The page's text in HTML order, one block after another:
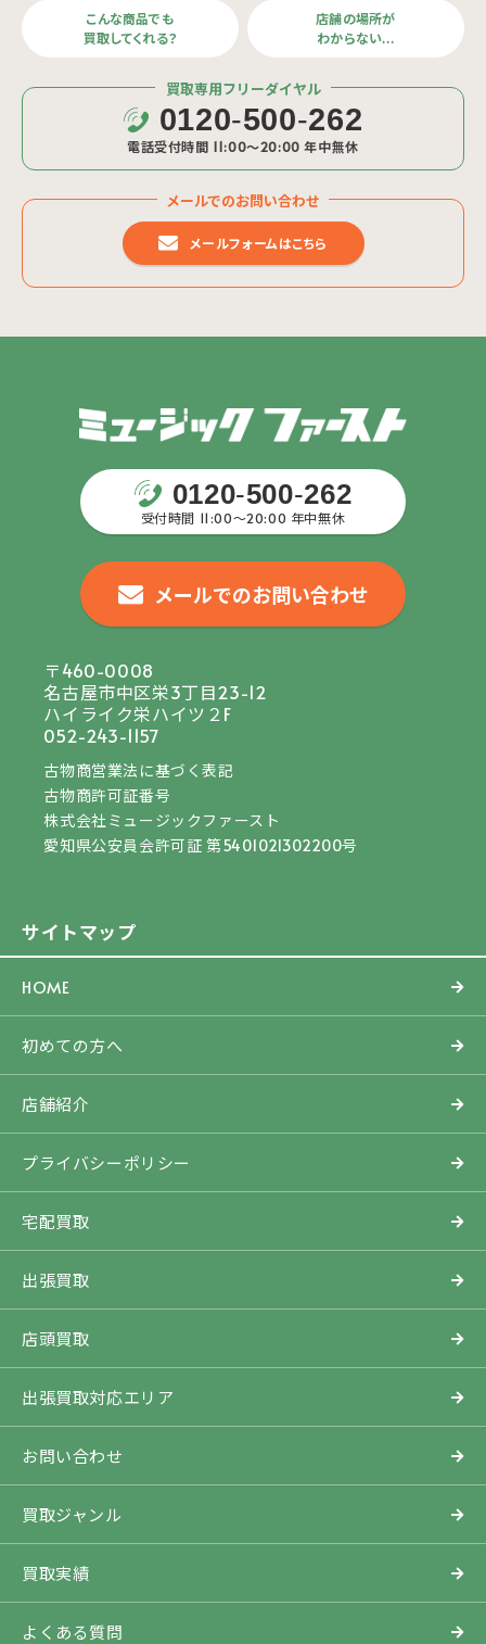
こんな商品でも
買取してくれる？
店舗の場所が
わからない…
買取専用フリーダイヤル
0120-500-262
電話受付時間 11:00〜20:00 年中無休
メールでのお問い合わせ
メールフォームはこちら
サイトマップ
HOME
初めての方へ
店舗紹介
プライバシーポリシー
宅配買取
出張買取
店頭買取
出張買取対応エリア
お問い合わせ
買取ジャンル
買取実績
よくある質問
0120-500-262
受付時間 11:00〜20:00 年中無休
メールでのお問い合わせ
〒460-0008
名古屋市中区栄3丁目23-12
ハイライク栄ハイツ２F
052-243-1157
古物商営業法に基づく表記
古物商許可証番号
株式会社ミュージックファースト
愛知県公安員会許可証 第5401021302200号